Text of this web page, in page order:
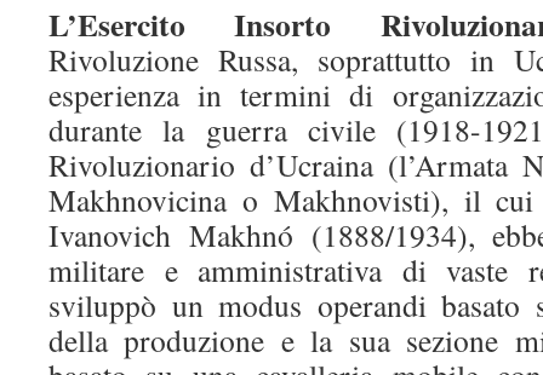
L’Esercito Insorto
Rivoluzione Russa, soprattutto in
esperienza in termini di
durante la guerra civile (1918-
Rivoluzionario d’Ucraina (l’Armata
Makhnovicina o Makhnovisti), il cui
Ivanovich Makhnó (1888/1934),
militare e amministrativa di vaste
sviluppò un modus operandi basato
della produzione e la sua sezione